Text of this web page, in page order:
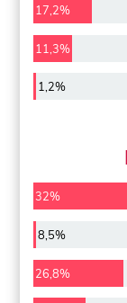
17,2%
11,3%
1,2%
32%
8,5%
26,8%